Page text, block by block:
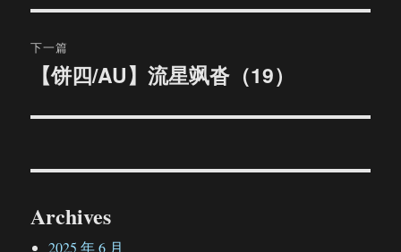
航
文
章：
下一篇
文
【饼四/AU】流星飒沓（19）
Archives
2025 年 6 月